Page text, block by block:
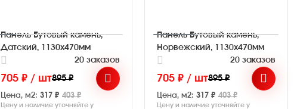
Панель Бутовый камень,
Датский, 1130х470мм
20 заказов
705 ₽ / шт895 ₽
Цена, м2: 317 ₽ 403 ₽
Цену и наличие уточняйте у
Панель Бутовый камень,
Норвежский, 1130х470мм
20 заказов
705 ₽ / шт895 ₽
Цена, м2: 317 ₽ 403 ₽
Цену и наличие уточняйте у